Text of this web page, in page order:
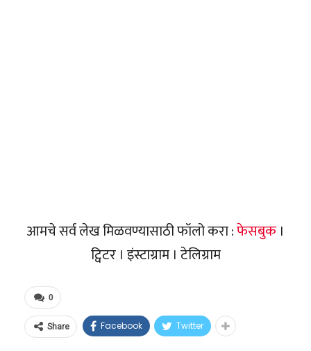
आमचे सर्व लेख मिळवण्यासाठी फॉलो करा :फेसबुक ।
ट्विटर । इंस्टाग्राम । टेलिग्राम
0
Share Facebook Twitter